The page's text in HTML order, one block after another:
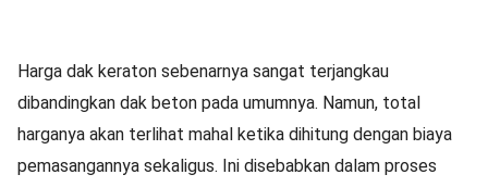
Harga dak keraton sebenarnya sangat terjangkau
dibandingkan dak beton pada umumnya. Namun, total
harganya akan terlihat mahal ketika dihitung dengan biaya
pemasangannya sekaligus. Ini disebabkan dalam proses